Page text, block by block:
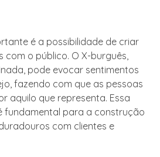
é a possibilidade de criar
com o público. O X-burguês,
pode evocar sentimentos
fazendo com que as pessoas
aquilo que representa. Essa
fundamental para a construção
com clientes e